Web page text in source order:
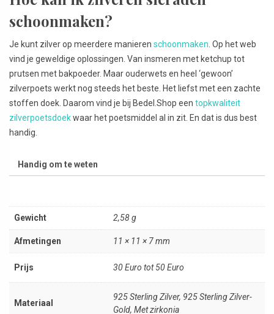
schoonmaken?
Je kunt zilver op meerdere manieren schoonmaken . Op het web
vind je geweldige oplossingen. Van insmeren met ketchup tot
prutsen met bakpoeder. Maar ouderwets en heel ‘gewoon’
zilverpoets werkt nog steeds het beste. Het liefst met een zachte
stoffen doek. Daarom vind je bij Bedel.Shop een topkwaliteit
zilverpoetsdoekwaar het poetsmiddel al in zit. En dat is dus best
handig.
Handig om te weten
Gewicht 2,58 g
Afmetingen 11 × 11 × 7 mm
Prijs 30 Euro tot 50 Euro
Materiaal
925 Sterling Zilver, 925 Sterling Zilver-
Gold, Met zirkonia